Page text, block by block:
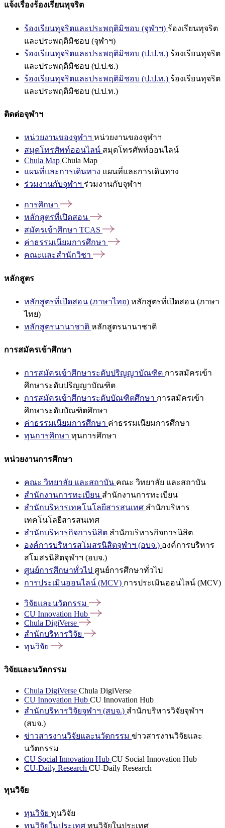
แจ้งเรื่องร้องเรียนทุจริต
ร้องเรียนทุจริตและประพฤติมิชอบ (จุฬาฯ) ร้องเรียนทุจริต
และประพฤติมิชอบ (จุฬาฯ)
ร้องเรียนทุจริตและประพฤติมิชอบ (ป.ป.ช.) ร้องเรียนทุจริต
และประพฤติมิชอบ (ป.ป.ช.)
ร้องเรียนทุจริตและประพฤติมิชอบ (ป.ป.ท.) ร้องเรียนทุจริต
และประพฤติมิชอบ (ป.ป.ท.)
ติดต่อจุฬาฯ
หน่วยงานของจุฬาฯ หน่วยงานของจุฬาฯ
สมุดโทรศัพท์ออนไลน์ สมุดโทรศัพท์ออนไลน์
Chula Map Chula Map
แผนที่และการเดินทาง แผนที่และการเดินทาง
ร่วมงานกับจุฬาฯ ร่วมงานกับจุฬาฯ
การศึกษา
หลักสูตรที่เปิดสอน
สมัครเข้าศึกษา TCAS
ค่าธรรมเนียมการศึกษา
คณะและสำนักวิชา
หลักสูตร
หลักสูตรที่เปิดสอน (ภาษาไทย) หลักสูตรที่เปิดสอน (ภาษา
ไทย)
หลักสูตรนานาชาติ หลักสูตรนานาชาติ
การสมัครเข้าศึกษา
การสมัครเข้าศึกษาระดับปริญญาบัณฑิต การสมัครเข้า
ศึกษาระดับปริญญาบัณฑิต
การสมัครเข้าศึกษาระดับบัณฑิตศึกษา การสมัครเข้า
ศึกษาระดับบัณฑิตศึกษา
ค่าธรรมเนียมการศึกษา ค่าธรรมเนียมการศึกษา
ทุนการศึกษา ทุนการศึกษา
หน่วยงานการศึกษา
คณะ วิทยาลัย และสถาบัน คณะ วิทยาลัย และสถาบัน
สำนักงานการทะเบียน สำนักงานการทะเบียน
สำนักบริหารเทคโนโลยีสารสนเทศ สำนักบริหาร
เทคโนโลยีสารสนเทศ
สำนักบริหารกิจการนิสิต สำนักบริหารกิจการนิสิต
องค์การบริหารสโมสรนิสิตจุฬาฯ (อบจ.) องค์การบริหาร
สโมสรนิสิตจุฬาฯ (อบจ.)
ศูนย์การศึกษาทั่วไป ศูนย์การศึกษาทั่วไป
การประเมินออนไลน์ (MCV) การประเมินออนไลน์ (MCV)
วิจัยและนวัตกรรม
CU Innovation Hub
Chula DigiVerse
สำนักบริหารวิจัย
ทุนวิจัย
วิจัยและนวัตกรรม
Chula DigiVerse Chula DigiVerse
CU Innovation Hub CU Innovation Hub
สำนักบริหารวิจัยจุฬาฯ (สบจ.) สำนักบริหารวิจัยจุฬาฯ
(สบจ.)
ข่าวสารงานวิจัยและนวัตกรรม ข่าวสารงานวิจัยและ
นวัตกรรม
CU Social Innovation Hub CU Social Innovation Hub
CU-Daily Research CU-Daily Research
ทุนวิจัย
ทุนวิจัย ทุนวิจัย
ทุนวิจัยในประเทศ ทุนวิจัยในประเทศ